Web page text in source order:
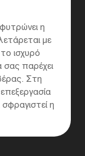
η
με
ισχυρό
παρέχει
Στη
η